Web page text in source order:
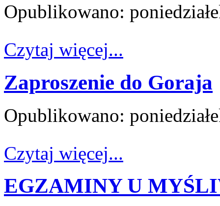
Opublikowano:
Czytaj więcej...
Zaproszenie do Goraja
Opublikowano:
Czytaj więcej...
EGZAMINY U